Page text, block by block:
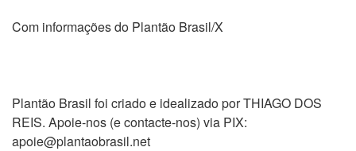
Com informações do Plantão Brasil/X
Plantão Brasil foi criado e idealizado por THIAGO DOS
REIS. Apoie-nos (e contacte-nos) via PIX:
apoie@plantaobrasil.net